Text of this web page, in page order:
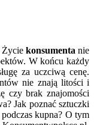
Życie konsumenta nie
W końcu każdy
za uczciwą cenę.
nie znają litości i
czy brak znajomości
Jak poznać sztuczki
kupna? O tym